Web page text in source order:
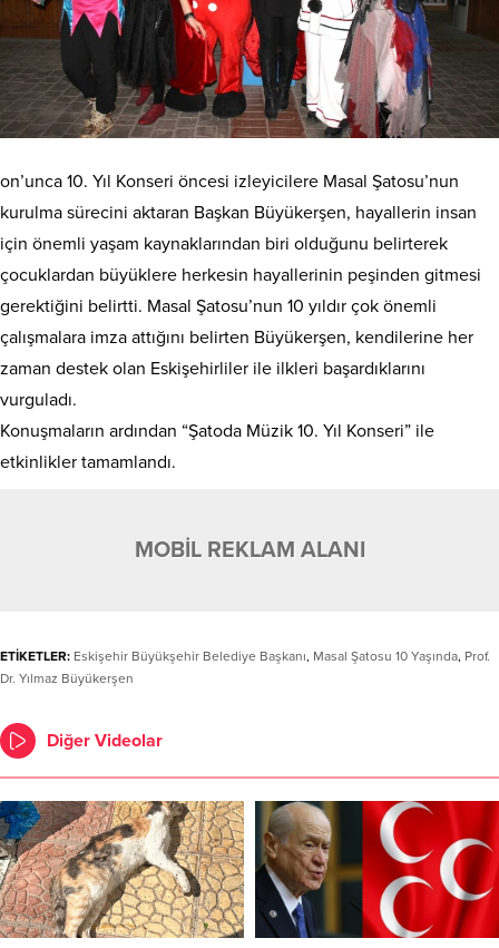
on’unca 10. Yıl Konseri öncesi izleyicilere Masal Şatosu’nun
kurulma sürecini aktaran Başkan Büyükerşen, hayallerin insan
için önemli yaşam kaynaklarından biri olduğunu belirterek
çocuklardan büyüklere herkesin hayallerinin peşinden gitmesi
gerektiğini belirtti. Masal Şatosu’nun 10 yıldır çok önemli
çalışmalara imza attığını belirten Büyükerşen, kendilerine her
zaman destek olan Eskişehirliler ile ilkleri başardıklarını
vurguladı.
Konuşmaların ardından “Şatoda Müzik 10. Yıl Konseri” ile
etkinlikler tamamlandı.
MOBİL REKLAM ALANI
ETİKETLER: Eskişehir Büyükşehir Belediye Başkanı, Masal Şatosu 10 Yaşında, Prof.
Dr. Yılmaz Büyükerşen
Diğer Videolar